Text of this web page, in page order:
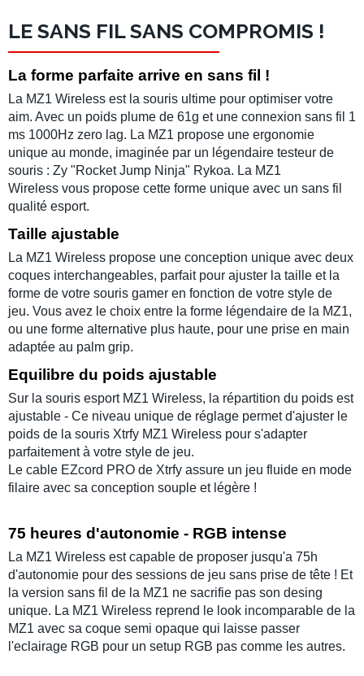
LE SANS FIL SANS COMPROMIS !
La forme parfaite arrive en sans fil !
La MZ1 Wireless est la souris ultime pour optimiser votre
aim. Avec un poids plume de 61g et une connexion sans fil 1
ms 1000Hz zero lag. La MZ1 propose une ergonomie
unique au monde, imaginée par un légendaire testeur de
souris : Zy "Rocket Jump Ninja" Rykoa. La MZ1
Wireless vous propose cette forme unique avec un sans fil
qualité esport.
Taille ajustable
La MZ1 Wireless propose une conception unique avec deux
coques interchangeables, parfait pour ajuster la taille et la
forme de votre souris gamer en fonction de votre style de
jeu. Vous avez le choix entre la forme légendaire de la MZ1,
ou une forme alternative plus haute, pour une prise en main
adaptée au palm grip.
Equilibre du poids ajustable
Sur la souris esport MZ1 Wireless, la répartition du poids est
ajustable - Ce niveau unique de réglage permet d'ajuster le
poids de la souris Xtrfy MZ1 Wireless pour s'adapter
parfaitement à votre style de jeu.
Le cable EZcord PRO de Xtrfy assure un jeu fluide en mode
filaire avec sa conception souple et légère !
75 heures d'autonomie - RGB intense
La MZ1 Wireless est capable de proposer jusqu'a 75h
d'autonomie pour des sessions de jeu sans prise de tête ! Et
la version sans fil de la MZ1 ne sacrifie pas son desing
unique. La MZ1 Wireless reprend le look incomparable de la
MZ1 avec sa coque semi opaque qui laisse passer
l'eclairage RGB pour un setup RGB pas comme les autres.